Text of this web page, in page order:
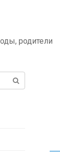
родители